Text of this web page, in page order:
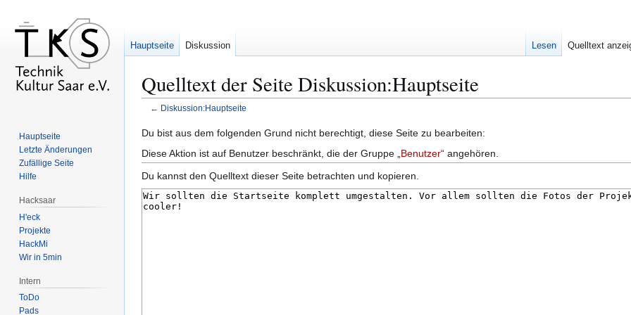
Quelltext der Seite Diskussion:Hauptseite
← Diskussion:Hauptseite
Zur
Navigation
springen
Zur
Suche
springen
Du bist aus dem folgenden Grund nicht berechtigt, diese Seite zu bearbeiten:
Diese Aktion ist auf Benutzer beschränkt, die der Gruppe „ Benutzer“ angehören.
Du kannst den Quelltext dieser Seite betrachten und kopieren.
Hauptseite Diskussion Lesen Quelltext
Hauptseite
Letzte Änderungen
Zufällige Seite
Hilfe
Hacksaar
H'eck
Projekte
HackMi
Wir in 5min
Intern
ToDo
Pads